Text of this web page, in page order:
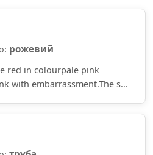
рожевий
red in colourpale pink
with embarrassment.The s...